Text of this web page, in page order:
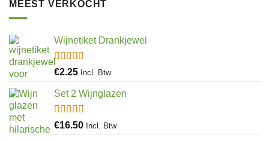
MEEST VERKOCHT
Wijnetiket Drankjewel
Gewaardeerd
€2.25 Incl. Btw
Set 2 Wijnglazen
Gewaardeerd
€16.50 Incl. Btw